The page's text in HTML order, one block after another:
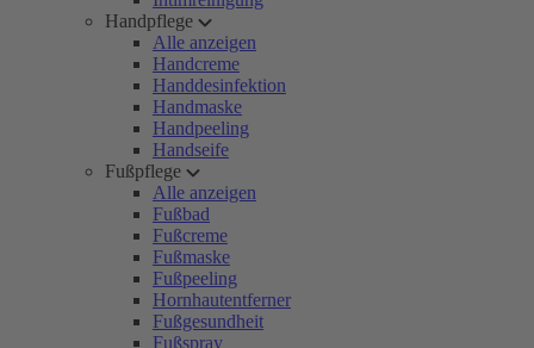
Handpflege
Alle anzeigen
Handcreme
Handdesinfektion
Handmaske
Handpeeling
Handseife
Fußpflege
Alle anzeigen
Fußbad
Fußcreme
Fußmaske
Fußpeeling
Hornhautentferner
Fußgesundheit
Fußspray